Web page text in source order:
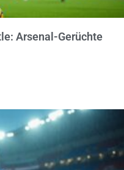
Arsenal-Gerüchte